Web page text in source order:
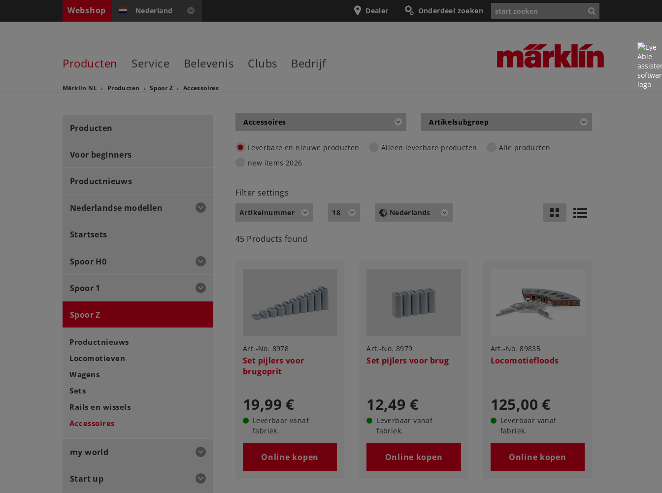
Webshop Nederland Onderdeel zoeken
Dealer
Producten Service Belevenis Clubs Bedrijf
Märklin NL Producten Spoor Z Accessoires
Producten
Voor beginners
Productnieuws
Nederlandse modellen
Startsets
Spoor H0
Spoor 1
Spoor Z
Productnieuws
Locomotieven
Wagens
Sets
Rails en wissels
Accessoires
my world
Start up
Accessoires Artikelsubgroep
Leverbare en nieuwe producten Alleen leverbare producten
Alle producten
new items 2026
Filter settings
Artikelnummer 18 Nederlands
45 Products found
Art.-No. 8978
Set pijlers voor
brugoprit
19,99 €
Leverbaar vanaf
fabriek.
Online kopen
Art.-No. 8979
Set pijlers voor brug
12,49 €
Leverbaar vanaf
fabriek.
Online kopen
Art.-No. 89835
Locomotiefloods
125,00 €
Leverbaar vanaf
fabriek.
Online kopen